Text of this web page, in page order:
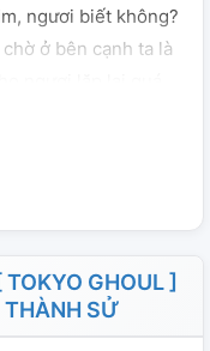
ngươi biết không?
ở bên cạnh ta là
chớ nhập. Nội
hướng về kiếp
GHOUL ]
THÀNH SỬ